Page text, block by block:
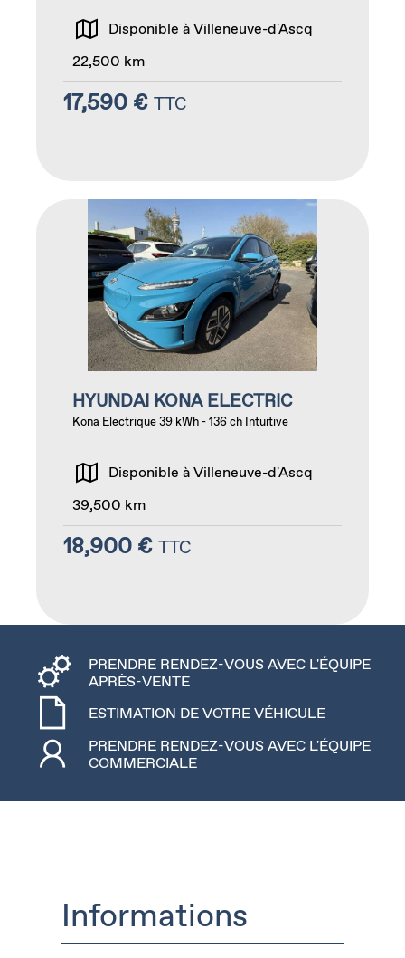
Disponible à Villeneuve-d'Ascq
22,500 km
17,590 € TTC
HYUNDAI KONA ELECTRIC
Kona Electrique 39 kWh - 136 ch Intuitive
Disponible à Villeneuve-d'Ascq
39,500 km
18,900 € TTC
PRENDRE RENDEZ-VOUS AVEC L'ÉQUIPE
APRÈS-VENTE
ESTIMATION DE VOTRE VÉHICULE
PRENDRE RENDEZ-VOUS AVEC L'ÉQUIPE
COMMERCIALE
Informations